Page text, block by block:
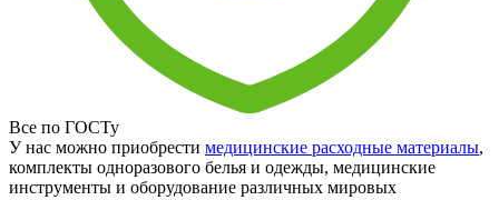
Все по ГОСТу
У нас можно приобрести медицинские расходные материалы,
комплекты одноразового белья и одежды, медицинские
инструменты и оборудование различных мировых